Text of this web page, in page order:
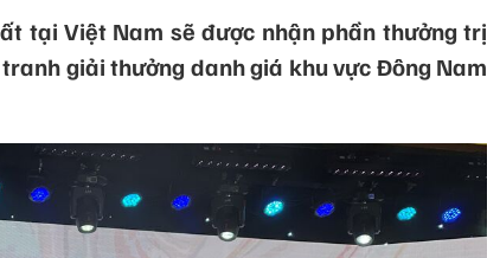
tại Việt Nam sẽ được nhận phần thưởng trị
giải thưởng danh giá khu vực Đông Nam